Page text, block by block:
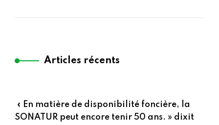
Articles récents
« En matière de disponibilité foncière, la
SONATUR peut encore tenir 50 ans. » dixit